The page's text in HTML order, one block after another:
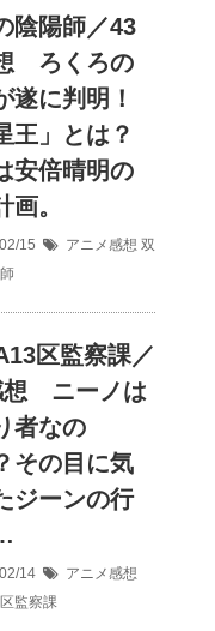
陰陽師／43
ろくろの
遂に判明！
王」とは？
安倍晴明の
画。
15 アニメ感想 双
区監察課／
想 ニーノは
者なの
その目に気
ジーンの行
14
アニメ感想
監察課